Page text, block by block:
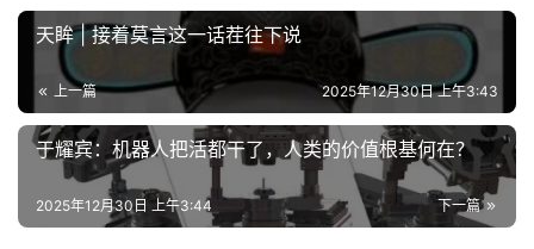
天眸 | 接着莫言这一话茬往下说
上一篇 2025年12月30日 上午3:43
于耀宾：机器人把活都干了，人类的价值根基何在？
下一篇
2025年12月30日 上午3:44